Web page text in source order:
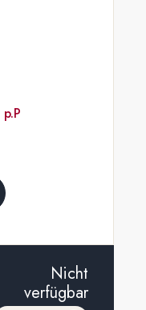
p.P
Nicht
verfügbar